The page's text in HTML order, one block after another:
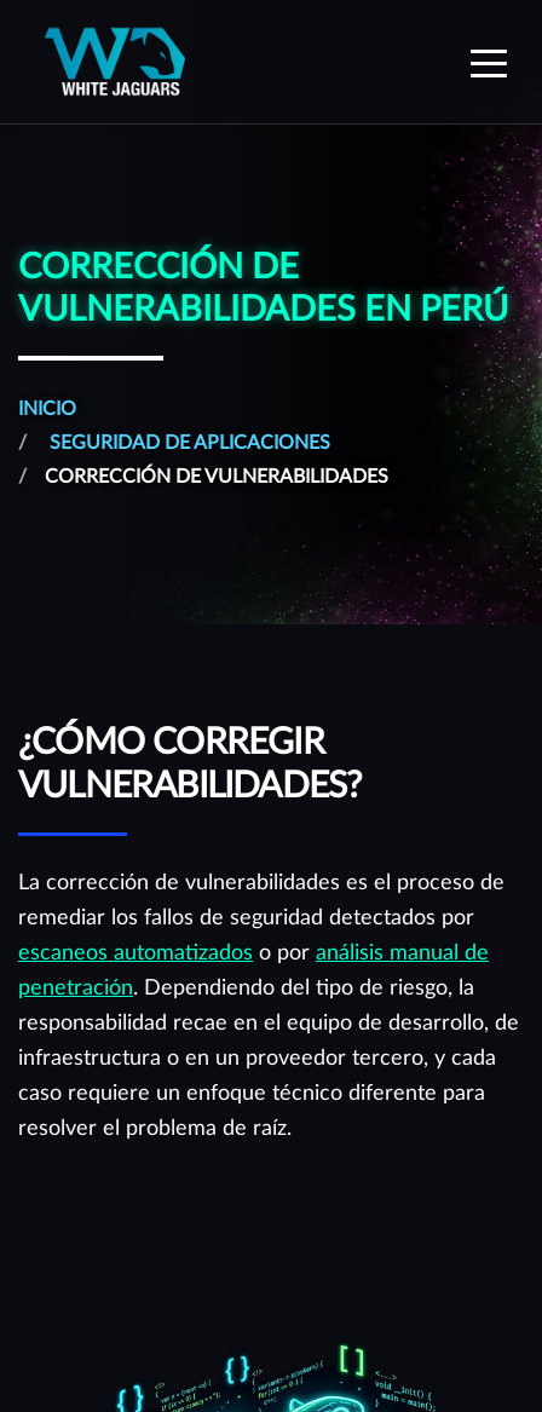
WhiteJaguars — Inicio
CORRECCIÓN DE
VULNERABILIDADES EN PERÚ
INICIO
SEGURIDAD DE APLICACIONES
CORRECCIÓN DE VULNERABILIDADES
¿CÓMO CORREGIR
VULNERABILIDADES?
La corrección de vulnerabilidades es el proceso de
remediar los fallos de seguridad detectados por
escaneos automatizados o por análisis manual de
penetración. Dependiendo del tipo de riesgo, la
responsabilidad recae en el equipo de desarrollo, de
infraestructura o en un proveedor tercero, y cada
caso requiere un enfoque técnico diferente para
resolver el problema de raíz.